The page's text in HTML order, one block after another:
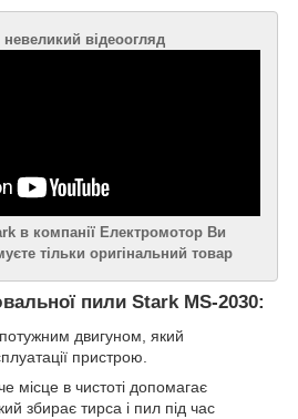
невеликий відеоогляд
в компанії Електромотор Ви
тільки оригінальний товар
пили Stark MS-2030:
двигуном, який
пристрою.
місце в чистоті допомагає
збирає тирса і пил під час